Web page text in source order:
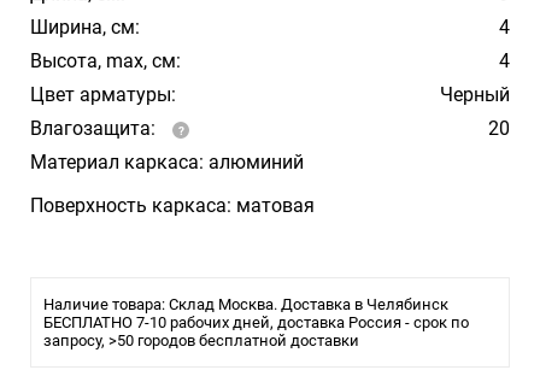
Ширина, см:
4
Высота, max, см:
4
Цвет арматуры:
Черный
Влагозащита:
20
Материал каркаса: алюминий
Поверхность каркаса: матовая
Наличие товара: Склад Москва. Доставка в Челябинск
БЕСПЛАТНО 7-10 рабочих дней, доставка Россия - срок по
запросу, >50 городов бесплатной доставки